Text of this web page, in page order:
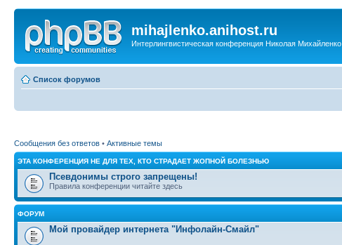
mihajlenko.anihost.ru
Интерлингвистическая конференция Николая Михайленко
Список форумов
Сообщения без ответов • Активные темы
ЭТА КОНФЕРЕНЦИЯ НЕ ДЛЯ ТЕХ, КТО СТРАДАЕТ ЖОПНОЙ БОЛЕЗНЬЮ
Псевдонимы строго запрещены!
Правила конференции читайте здесь
ФОРУМ
Мой провайдер интернета "Инфолайн-Смайл"